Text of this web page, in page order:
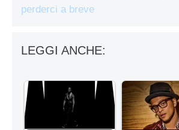
perderci a breve
LEGGI ANCHE: